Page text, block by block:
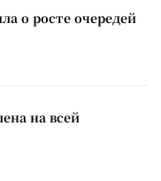
о росте очередей
на всей